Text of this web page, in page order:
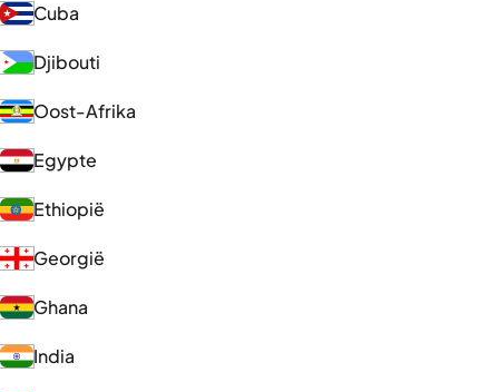
Cuba
Djibouti
Oost-Afrika
Egypte
Ethiopië
Georgië
Ghana
India